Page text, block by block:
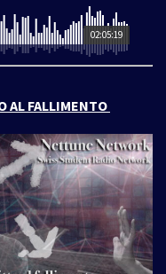
02:05:19
AL FALLIMENTO